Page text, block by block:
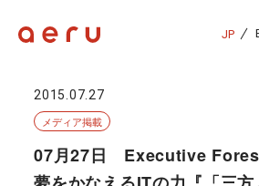
JP
2015.07.27
メディア掲載
07月27日 Executive